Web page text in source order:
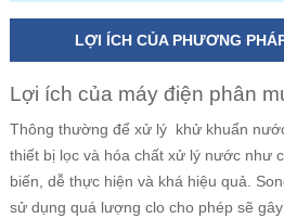
LỢI ÍCH CỦA PHƯƠNG
ĐIỆN PHÂN MUỐI
Lợi ích của máy điện phân
Thông thường để xử lý khử khuẩn
thiết bị lọc và hóa chất xử lý nước như
biến, dễ thực hiện và khá hiệu quả.
sử dụng quá lượng clo cho phép sẽ